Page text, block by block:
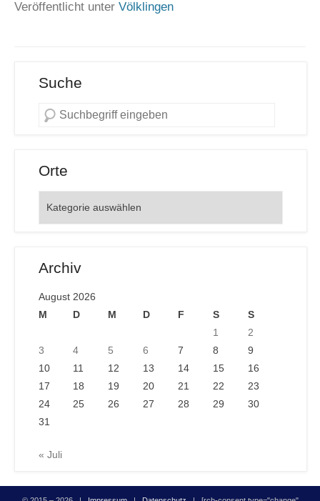
Veröffentlicht unter Völklingen
Suche
Orte
Archiv
August 2026
M
D M D F S
S
1
2
3
4 5 6 7 8
9
10
11 12 13 14 15
16
17
18 19 20 21 22
23
24
25 26 27 28 29
30
31
« Juli